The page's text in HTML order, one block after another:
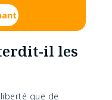
il les
que de